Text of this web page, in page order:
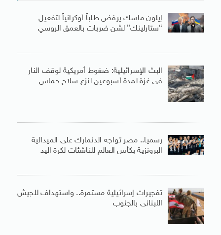
إيلون ماسك يرفض طلباً أوكرانياً لتفعيل
“ستارلينك” لشن ضربات بالعمق الروسي
البث الإسرائيلية: ضغوط أمريكية لوقف النار
فى غزة لمدة أسبوعين لنزع سلاح حماس
رسميا.. مصر تواجه الدنمارك على الميدالية
البرونزية بكأس العالم للناشئات لكرة اليد
تفجيرات إسرائيلية مستمرة.. واستهداف للجيش
اللبنانى بالجنوب